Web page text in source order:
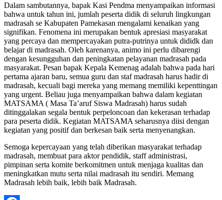
Dalam sambutannya, bapak Kasi Pendma menyampaikan informasi
bahwa untuk tahun ini, jumlah peserta didik di seluruh lingkungan
madrasah se Kabupaten Pamekasan mengalami kenaikan yang
signifikan. Fenomena ini merupakan bentuk apresiasi masyarakat
yang percaya dan mempercayakan putra-putrinya untuk dididk dan
belajar di madrasah. Oleh karenanya, animo ini perlu dibarengi
dengan kesungguhan dan peningkatan pelayanan madrasah pada
masyarakat. Pesan bapak Kepala Kemenag adalah bahwa pada hari
pertama ajaran baru, semua guru dan staf madrasah harus hadir di
madrasah, kecuali bagi mereka yang memang memiliki kepenttingan
yang urgent. Beliau juga menyampaikan bahwa dalam kegiatan
MATSAMA ( Masa Ta’aruf Siswa Madrasah) harus sudah
ditinggalakan segala bentuk perpeloncoan dan kekerasan terhadap
para peserta didik. Kegiatan MATSAMA seharusnya diisi dengan
kegiatan yang positif dan berkesan baik serta menyenangkan.
Semoga kepercayaan yang telah diberikan masyarakat terhadap
madrasah, membuat para aktor pendidik, staff administrasi,
pimpinan serta komite berkomitmen untuk menjaga kualitas dan
meningkatkan mutu serta nilai madrasah itu sendiri. Memang
Madrasah lebih baik, lebih baik Madrasah.